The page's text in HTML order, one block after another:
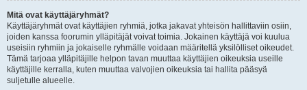
Mitä ovat käyttäjäryhmät?
Käyttäjäryhmät ovat käyttäjien ryhmiä, jotka jakavat yhteisön hallittaviin osiin,
joiden kanssa foorumin ylläpitäjät voivat toimia. Jokainen käyttäjä voi kuulua
useisiin ryhmiin ja jokaiselle ryhmälle voidaan määritellä yksilölliset oikeudet.
Tämä tarjoaa ylläpitäjille helpon tavan muuttaa käyttäjien oikeuksia useille
käyttäjille kerralla, kuten muuttaa valvojien oikeuksia tai hallita pääsyä
suljetulle alueelle.